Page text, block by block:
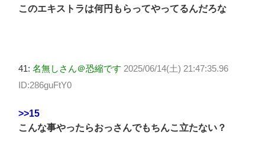
このエキストラは何円もらってやってるんだろな
41: 名無しさん＠恐縮です 2025/06/14(土) 21:47:35.96
ID:286guFtY0
>>15
こんな事やったらおっさんでもちんこ立たない？